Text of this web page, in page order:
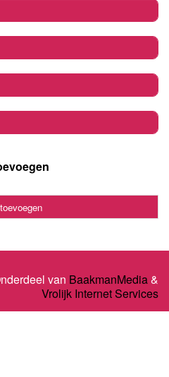
van BaakmanMedia&
Vrolijk Internet Services